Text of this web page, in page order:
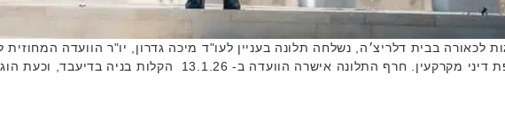
לכאורה בבית דלריצ׳ה, נשלחה תלונה בעניין לעו"ד מיכה גדרון, יו"ר הוועדה המחוזית
חרף התלונה אישרה הוועדה ב- 13.1.26 הקלות בניה בדיעבד, וכעת הוגש ערר …